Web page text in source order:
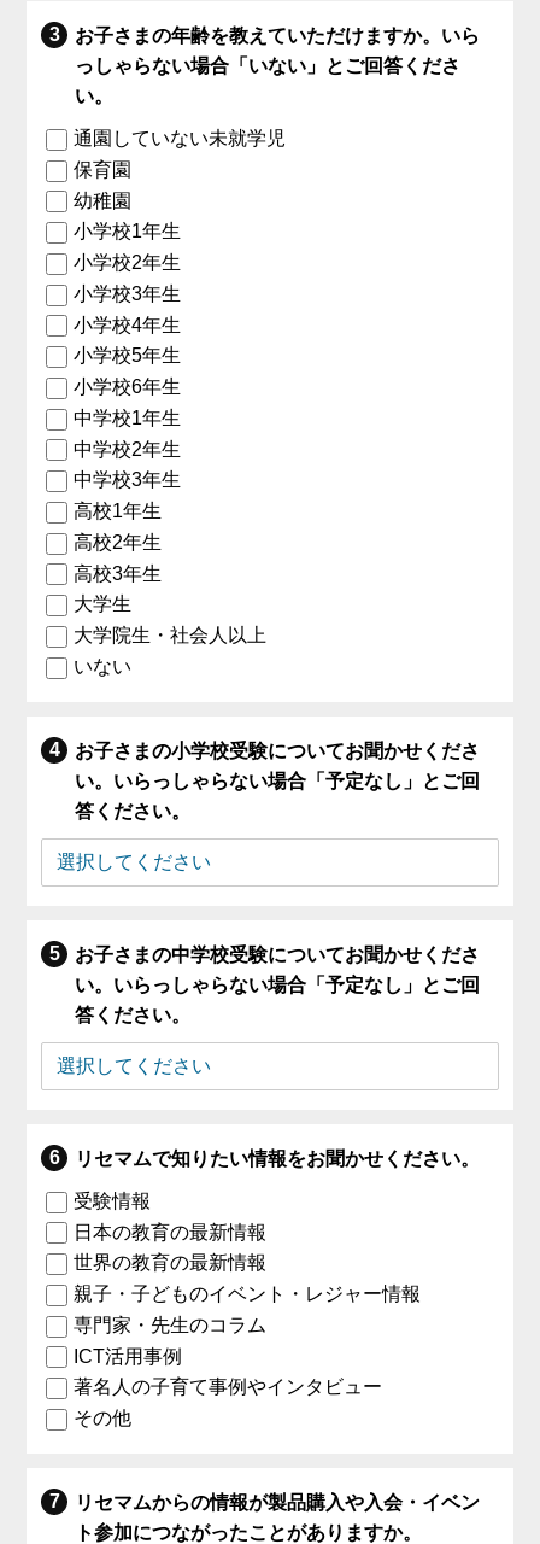
お子さまの年齢を教えていただけますか。いら
っしゃらない場合「いない」とご回答くださ
い。
通園していない未就学児
保育園
幼稚園
小学校1年生
小学校2年生
小学校3年生
小学校4年生
小学校5年生
小学校6年生
中学校1年生
中学校2年生
中学校3年生
高校1年生
高校2年生
高校3年生
大学生
大学院生・社会人以上
いない
お子さまの小学校受験についてお聞かせくださ
い。いらっしゃらない場合「予定なし」とご回
答ください。
お子さまの中学校受験についてお聞かせくださ
い。いらっしゃらない場合「予定なし」とご回
答ください。
リセマムで知りたい情報をお聞かせください。
受験情報
日本の教育の最新情報
世界の教育の最新情報
親子・子どものイベント・レジャー情報
専門家・先生のコラム
ICT活用事例
著名人の子育て事例やインタビュー
その他
リセマムからの情報が製品購入や入会・イベン
ト参加につながったことがありますか。